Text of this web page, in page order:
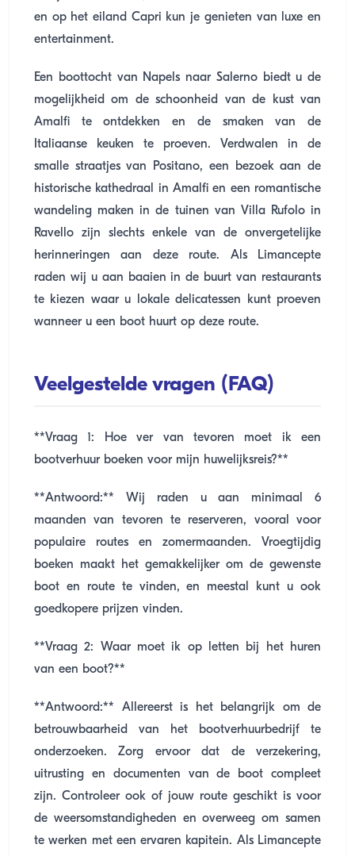
en op het eiland Capri kun je genieten van luxe en
entertainment.
Een boottocht van Napels naar Salerno biedt u de
mogelijkheid om de schoonheid van de kust van
Amalfi te ontdekken en de smaken van de
Italiaanse keuken te proeven. Verdwalen in de
smalle straatjes van Positano, een bezoek aan de
historische kathedraal in Amalfi en een romantische
wandeling maken in de tuinen van Villa Rufolo in
Ravello zijn slechts enkele van de onvergetelijke
herinneringen aan deze route. Als Limancepte
raden wij u aan baaien in de buurt van restaurants
te kiezen waar u lokale delicatessen kunt proeven
wanneer u een boot huurt op deze route.
Veelgestelde vragen (FAQ)
**Vraag 1: Hoe ver van tevoren moet ik een
bootverhuur boeken voor mijn huwelijksreis?**
**Antwoord:** Wij raden u aan minimaal 6
maanden van tevoren te reserveren, vooral voor
populaire routes en zomermaanden. Vroegtijdig
boeken maakt het gemakkelijker om de gewenste
boot en route te vinden, en meestal kunt u ook
goedkopere prijzen vinden.
**Vraag 2: Waar moet ik op letten bij het huren
van een boot?**
**Antwoord:** Allereerst is het belangrijk om de
betrouwbaarheid van het bootverhuurbedrijf te
onderzoeken. Zorg ervoor dat de verzekering,
uitrusting en documenten van de boot compleet
zijn. Controleer ook of jouw route geschikt is voor
de weersomstandigheden en overweeg om samen
te werken met een ervaren kapitein. Als Limancepte